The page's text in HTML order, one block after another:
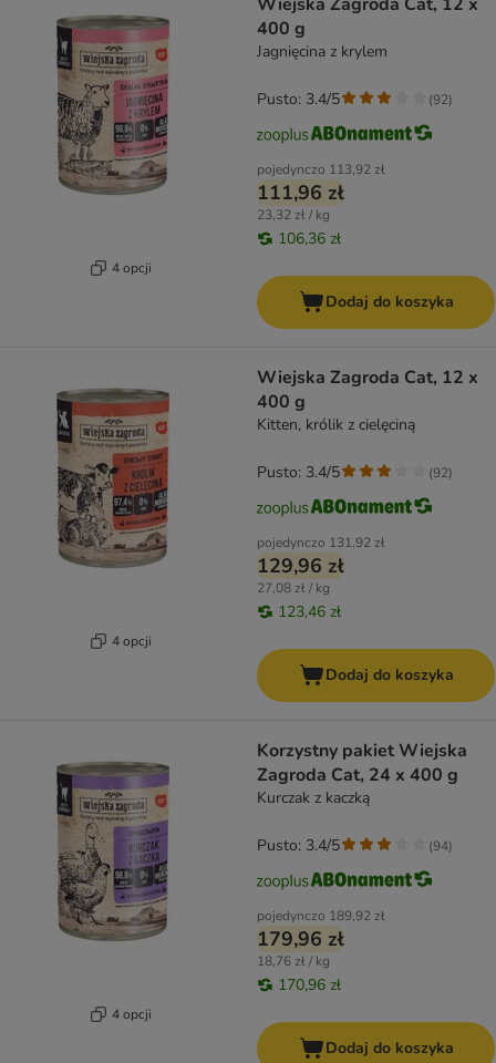
4 opcji
400 g
Jagnięcina z krylem
pojedynczo 113,92 zł
111,96 zł
23,32 zł / kg
106,36 zł
Pusto: 3.4/5 (92)
Dodaj do koszyka
4 opcji
Wiejska Zagroda Cat, 12 x
400 g
Kitten, królik z cielęciną
pojedynczo 131,92 zł
129,96 zł
27,08 zł / kg
123,46 zł
Pusto: 3.4/5 (92)
Dodaj do koszyka
4 opcji
Korzystny pakiet Wiejska
Zagroda Cat, 24 x 400 g
Kurczak z kaczką
pojedynczo 189,92 zł
179,96 zł
18,76 zł / kg
170,96 zł
Pusto: 3.4/5 (94)
Dodaj do koszyka